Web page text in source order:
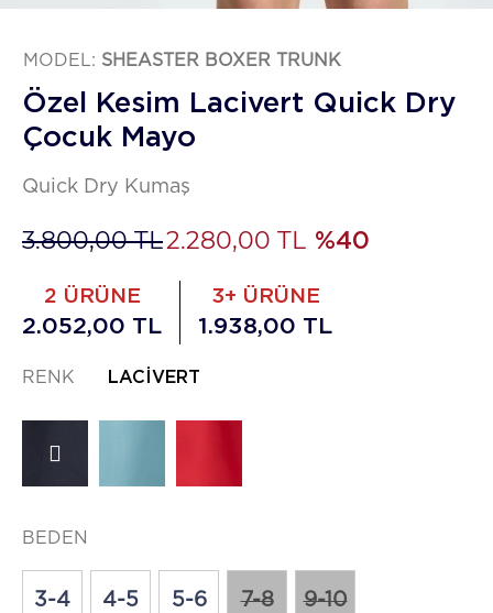
MODEL: SHEASTER BOXER TRUNK
Özel Kesim Lacivert Quick Dry
Çocuk Mayo
Quick Dry Kumaş
3.800,00 TL2.280,00 TL %40
2 ÜRÜNE
2.052,00 TL
3+ ÜRÜNE
1.938,00 TL
RENK LACIVERT
BEDEN
3-4 4-5 5-6 7-8 9-10